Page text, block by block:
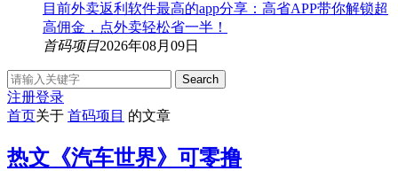
目前外卖返利软件最高的app分享：高省APP带你解锁超
高佣金，点外卖轻松省一半！
首码项目2026年08月09日
Search
注册登录
首页关于 首码项目 的文章
热文 《汽车世界》可零撸